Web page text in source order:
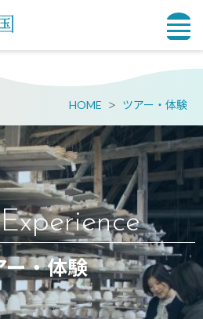
HOME ツアー・体験
ー・体験